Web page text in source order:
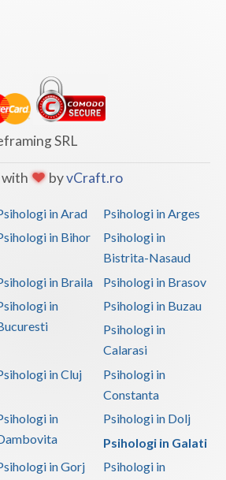
psihoterapeutica in ... (1)
psihoterapeutica in ... (1)
psihoterapeutica in ... (1)
psihoterapeutica in ... (1)
psihoterapeutica in ... (1)
psihoterapeutica in ... (1)
psihoterapeutica in ... (1)
psihoterapeutica in ... (1)
psihoterapeutica in ... (1)
psihoterapeutica in b... (1)
pentru persoane dependente de...
persoanele care sufera... (1)
SRL
byvCraft.ro
in Arad
Psihologi in Arges
in Bihor
Psihologi in
Bistrita-Nasaud
in Braila
Psihologi in Brasov
in
Psihologi in Buzau
Psihologi in
Calarasi
in Cluj
Psihologi in
Constanta
in
Psihologi in Dolj
Psihologi in Galati
in Gorj
Psihologi in